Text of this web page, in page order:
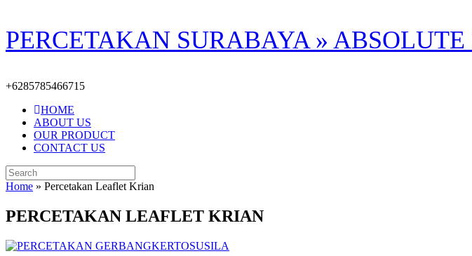
Skip
to
content
PERCETAKAN SURABAYA »
+6285785466715
HOME
ABOUT US
OUR PRODUCT
CONTACT US
Search
for:
Home » Percetakan Leaflet Krian
PERCETAKAN LEAFLET KRIAN